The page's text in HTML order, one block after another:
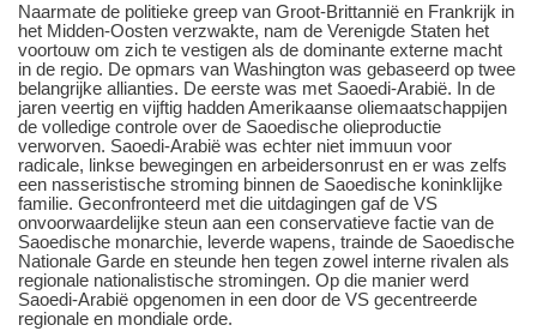
Naarmate de politieke greep van Groot-Brittannië en Frankrijk in
het Midden-Oosten verzwakte, nam de Verenigde Staten het
voortouw om zich te vestigen als de dominante externe macht
in de regio. De opmars van Washington was gebaseerd op twee
belangrijke allianties. De eerste was met Saoedi-Arabië. In de
jaren veertig en vijftig hadden Amerikaanse oliemaatschappijen
de volledige controle over de Saoedische olieproductie
verworven. Saoedi-Arabië was echter niet immuun voor
radicale, linkse bewegingen en arbeidersonrust en er was zelfs
een nasseristische stroming binnen de Saoedische koninklijke
familie. Geconfronteerd met die uitdagingen gaf de VS
onvoorwaardelijke steun aan een conservatieve factie van de
Saoedische monarchie, leverde wapens, trainde de Saoedische
Nationale Garde en steunde hen tegen zowel interne rivalen als
regionale nationalistische stromingen. Op die manier werd
Saoedi-Arabië opgenomen in een door de VS gecentreerde
regionale en mondiale orde.